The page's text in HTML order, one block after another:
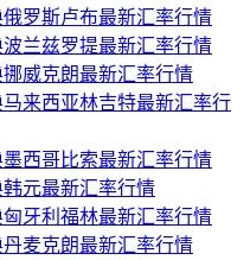
俄罗斯卢布最新汇率行情
波兰兹罗提最新汇率行情
挪威克朗最新汇率行情
来西亚林吉特最新汇率行
墨西哥比索最新汇率行情
韩元最新汇率行情
匈牙利福林最新汇率行情
丹麦克朗最新汇率行情